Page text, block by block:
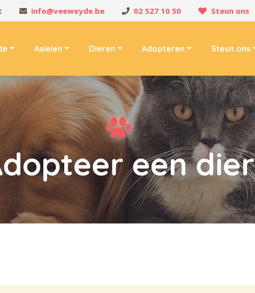
info@veeweyde.be 02 527 10 50 Steun ons
Asielen Dieren Adopteren Steun ons
een dier